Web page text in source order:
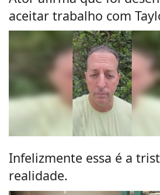
aceitar trabalho com
Infelizmente essa é a
realidade.